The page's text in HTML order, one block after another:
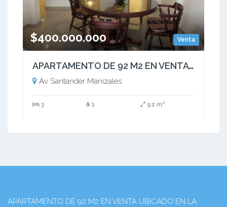
Venta
$400.000.000
APARTAMENTO DE 92 M2 EN VENTA UBICADO EN LA AVENIDA SANTANDER
Av Santander Manizales
3 1 92 m²
APARTAMENTO DE 92 M2 EN VENTA UBICADO EN LA